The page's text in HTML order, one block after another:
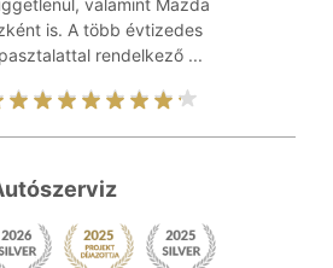
valamint Mazda
is. A több évtizedes
rendelkező ...